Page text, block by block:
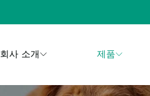
회사 소개 제품